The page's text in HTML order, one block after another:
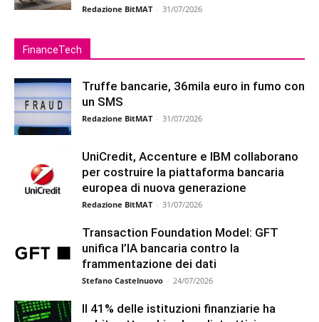
Redazione BitMAT - 31/07/2026
FinanceTech
Truffe bancarie, 36mila euro in fumo con
un SMS
Redazione BitMAT - 31/07/2026
UniCredit, Accenture e IBM collaborano
per costruire la piattaforma bancaria
europea di nuova generazione
Redazione BitMAT - 31/07/2026
Transaction Foundation Model: GFT
unifica l’IA bancaria contro la
frammentazione dei dati
Stefano Castelnuovo - 24/07/2026
Il 41% delle istituzioni finanziarie ha